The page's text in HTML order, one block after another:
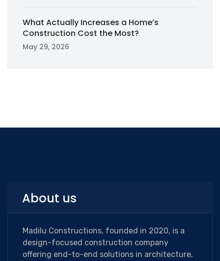
What Actually Increases a Home’s
Construction Cost the Most?
May 29, 2026
About us
Madilu Constructions, founded in 2020, is a
design-focused construction company
offering end-to-end solutions in architecture,